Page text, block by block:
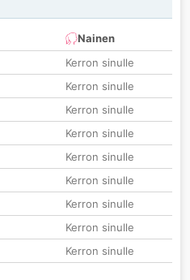
Nainen
Kerron sinulle
Kerron sinulle
Kerron sinulle
Kerron sinulle
Kerron sinulle
Kerron sinulle
Kerron sinulle
Kerron sinulle
Kerron sinulle